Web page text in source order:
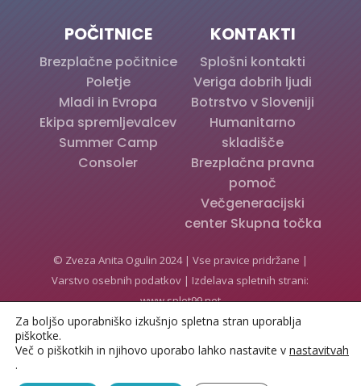
POČITNICE
Brezplačne počitnice
Poletje
Mladi in Evropa
Ekipa spremljevalcev
Summer Camp
Consoler
KONTAKTI
Splošni kontakti
Veriga dobrih ljudi
Botrstvo v Sloveniji
Humanitarno
skladišče
Brezplačna pravna
pomoč
Večgeneracijski
center Skupna točka
© Zveza Anita Ogulin 2024 | Vse pravice pridržane |
Varstvo osebnih podatkov | Izdelava spletnih strani:
www.splet99.net
Za boljšo uporabniško izkušnjo spletna stran uporablja
piškotke.
Več o piškotkih in njihovo uporabo lahko nastavite v nastavitvah
.
Slovenščina